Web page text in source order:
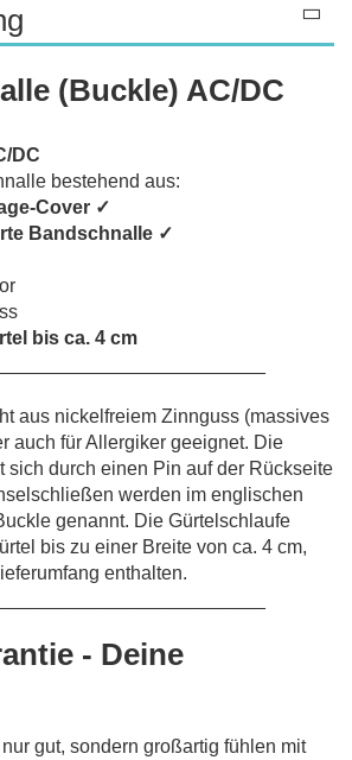
(Buckle) AC/DC
DC
bestehend aus:
Cover ✓
Bandschnalle ✓
bis ca. 4 cm
aus nickelfreiem Zinnguss (massives
auch für Allergiker geeignet. Die
sich durch einen Pin auf der Rückseite
werden im englischen
genannt. Die Gürtelschlaufe
bis zu einer Breite von ca. 4 cm,
enthalten.
- Deine
gut, sondern großartig fühlen mit